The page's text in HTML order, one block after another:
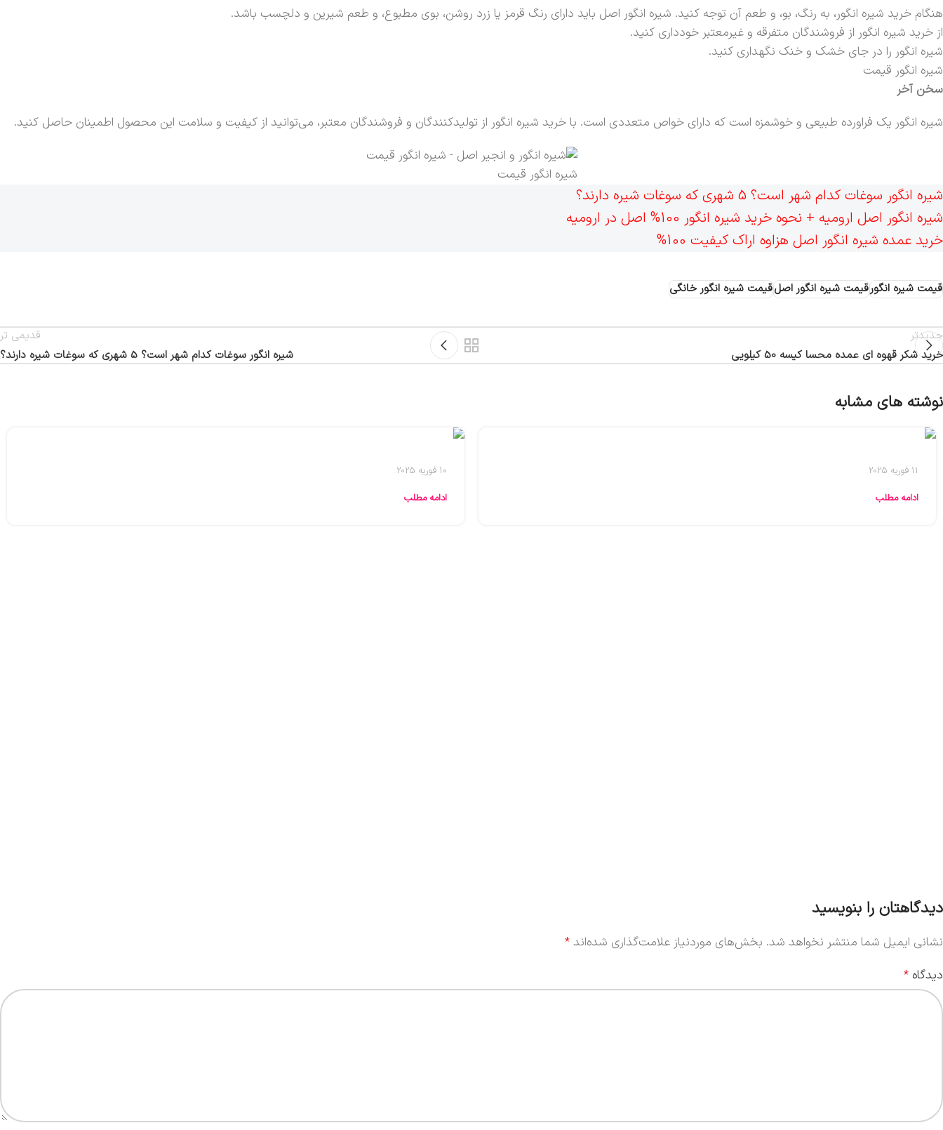
هنگام خرید شیره انگور، به رنگ، بو، و طعم آن توجه کنید. شیره انگور اصل باید دارای رنگ قرمز یا زرد روشن، بوی مطبوع، و طعم شیرین و دلچسب باشد.
از خرید شیره انگور از فروشندگان متفرقه و غیرمعتبر خودداری کنید.
شیره انگور را در جای خشک و خنک نگهداری کنید.
شیره انگور قیمت
سخن آخر
شیره انگور یک فراورده طبیعی و خوشمزه است که دارای خواص متعددی است. با خرید شیره انگور از تولیدکنندگان و فروشندگان معتبر، می‌توانید از کیفیت و سلامت این محصول اطمینان حاصل کنید.
شيره انگور قيمت
شیره انگور سوغات کدام شهر است؟ 5 شهری که سوغات شیره دارند؟
شیره انگور اصل ارومیه + نحوه خرید شیره انگور 100% اصل در ارومیه
خرید عمده شیره انگور اصل هزاوه اراک کیفیت 100%
قیمت شیره انگورقیمت شیره انگور اصلقیمت شیره انگور خانگی
جدیدتر
خرید شکر قهوه ای عمده محسا کیسه 50 کیلویی
قدیمی تر
شیره انگور سوغات کدام شهر است؟ 5 شهری که سوغات شیره دارند؟
نوشته های مشابه
11 فوریه 2025
ادامه مطلب
10 فوریه 2025
ادامه مطلب
دیدگاهتان را بنویسید
نشانی ایمیل شما منتشر نخواهد شد. بخش‌های موردنیاز علامت‌گذاری شده‌اند *
دیدگاه *